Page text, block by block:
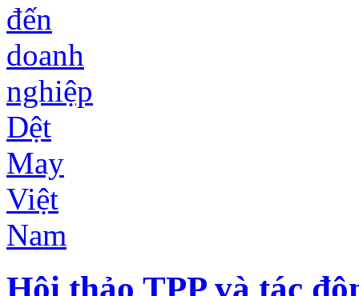
Hội thảo TPP và tác